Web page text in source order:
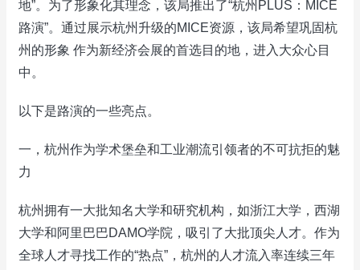
地”。为了形象化其理念，该局推出了“杭州PLUS：MICE
路演”。通过展示杭州升级的MICE资源，该局希望巩固杭
州的形象 作为新经济会展的首选目的地，进入大众心目
中。
以下是路演的一些亮点。
一，杭州作为学术堡垒和工业潮流引领者的不可抗拒的魅
力
杭州拥有一大批知名大学和研究机构，如浙江大学，西湖
大学和阿里巴巴DAMO学院，吸引了大批顶尖人才。作为
全球人才寻找工作的“热点”，杭州的人才流入率连续三年